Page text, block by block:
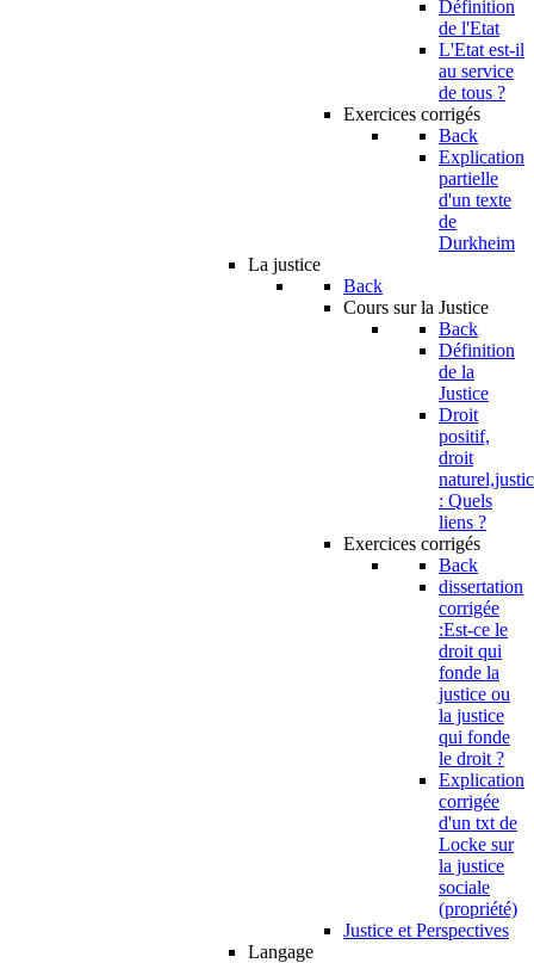
Définition
de l'Etat
L'Etat est-il
au service
de tous ?
Exercices corrigés
Back
Explication
partielle
d'un texte
de
Durkheim
La justice
Back
Cours sur la Justice
Back
Définition
de la
Justice
Droit
positif,
droit
: Quels
liens ?
Exercices corrigés
Back
dissertation
corrigée
:Est-ce le
droit qui
fonde la
justice ou
la justice
qui fonde
le droit ?
Explication
corrigée
d'un txt de
Locke sur
la justice
sociale
(propriété)
Justice et Perspectives
Langage